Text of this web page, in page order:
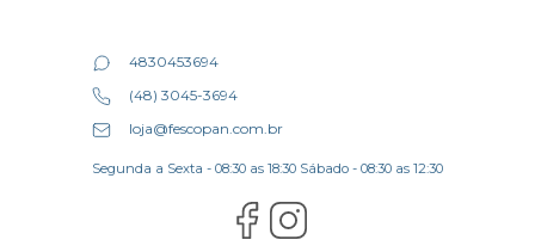
4830453694
(48) 3045-3694
loja@fescopan.com.br
Segunda a Sexta - 08:30 as 18:30 Sábado - 08:30 as 12:30